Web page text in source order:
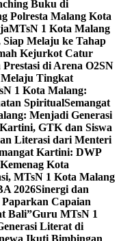
Buku di
Polresta Malang Kota
MTsN 1 Kota Malang
Melaju ke Tahap
Kejurkot Catur
di Arena O2SN
Tingkat
1 Kota Malang:
SpiritualSemangat
Menjadi Generasi
GTK dan Siswa
Literasi dari Menteri
Kartini: DWP
Kota
MTsN 1 Kota Malang
2026Sinergi dan
Capaian
Bali”Guru MTsN 1
Literat di
Ikuti Bimbingan